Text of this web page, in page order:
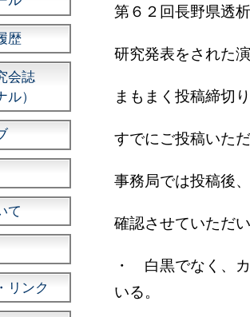
第６２回長野県透
研究発表をされた
まもまく投稿締切
すでにご投稿いた
事務局では投稿後
確認させていただ
・ 白黒でなく、
いる。
歴
会誌
ル）
て
リンク